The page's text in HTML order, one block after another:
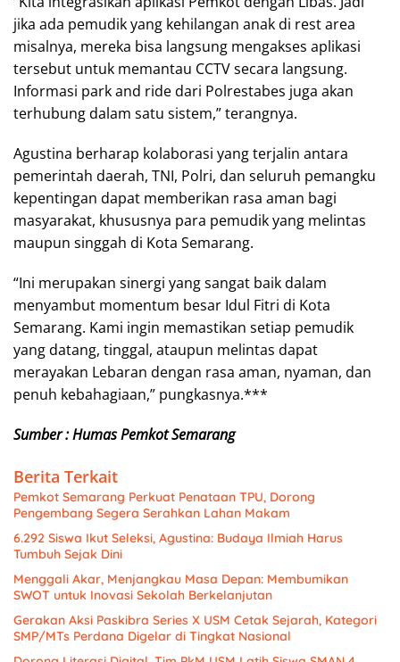
jika ada pemudik yang kehilangan anak di rest area
misalnya, mereka bisa langsung mengakses aplikasi
tersebut untuk memantau CCTV secara langsung.
Informasi park and ride dari Polrestabes juga akan
terhubung dalam satu sistem,” terangnya.
Agustina berharap kolaborasi yang terjalin antara
pemerintah daerah, TNI, Polri, dan seluruh pemangku
kepentingan dapat memberikan rasa aman bagi
masyarakat, khususnya para pemudik yang melintas
maupun singgah di Kota Semarang.
“Ini merupakan sinergi yang sangat baik dalam
menyambut momentum besar Idul Fitri di Kota
Semarang. Kami ingin memastikan setiap pemudik
yang datang, tinggal, ataupun melintas dapat
merayakan Lebaran dengan rasa aman, nyaman, dan
penuh kebahagiaan,” pungkasnya.***
Sumber : Humas Pemkot Semarang
Berita Terkait
Pemkot Semarang Perkuat Penataan TPU, Dorong
Pengembang Segera Serahkan Lahan Makam
6.292 Siswa Ikut Seleksi, Agustina: Budaya Ilmiah Harus
Tumbuh Sejak Dini
Menggali Akar, Menjangkau Masa Depan: Membumikan
SWOT untuk Inovasi Sekolah Berkelanjutan
Gerakan Aksi Paskibra Series X USM Cetak Sejarah, Kategori
SMP/MTs Perdana Digelar di Tingkat Nasional